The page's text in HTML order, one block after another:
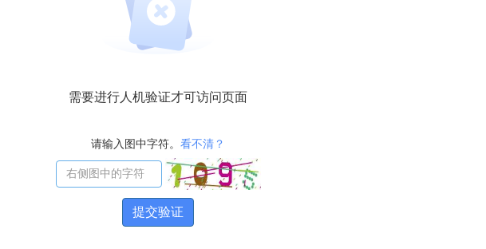
需要进行人机验证才可访问页面
请输入图中字符。 看不清？
提交验证